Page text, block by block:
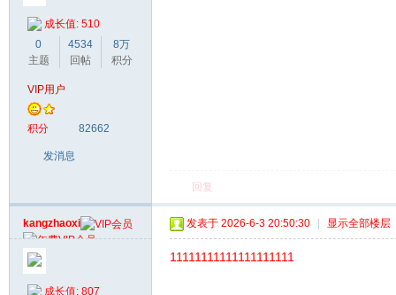
成长值: 510
0
主题
4534
回帖
8万
积分
VIP用户
积分 82662
发消息
回复
kangzhaoxi
成长值: 807
发表于 2026-6-3 20:50:30 显示全部楼层
11111111111111111111